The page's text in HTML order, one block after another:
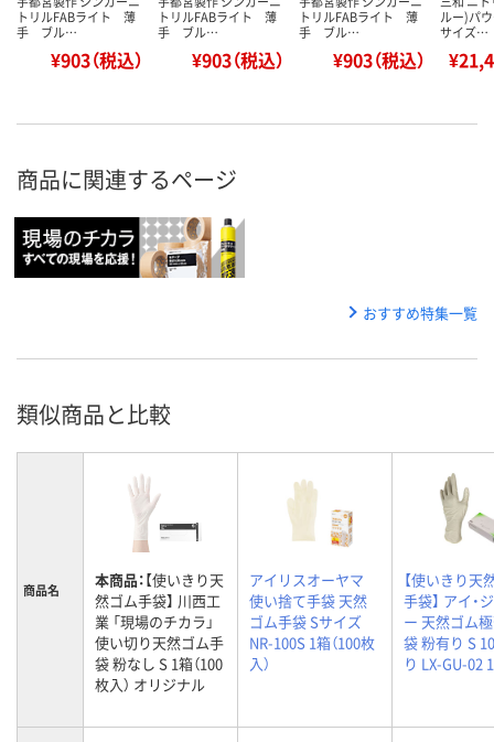
トリルFABライト 薄
手 ブル…
¥903（税込）
トリルFABライト 薄
手 ブル…
¥903（税込）
トリルFABライト 薄
手 ブル…
¥903（税込）
ルー)パ
サイズ…
商品に関連するページ
おすすめ特集一覧
類似商品と比較
商品名 本商品：【使いきり天
然ゴム手袋】 川西工
業 「現場のチカラ」
使い切り天然ゴム手
袋 粉なし S 1箱（100
枚入） オリジナル
アイリスオーヤマ
使い捨て手袋 天然
ゴム手袋 Sサイズ
NR-100S 1箱（100枚
入）
【使いきり天
手袋】 アイ・
ー 天然ゴム
袋 粉有り S
り LX-GU-02